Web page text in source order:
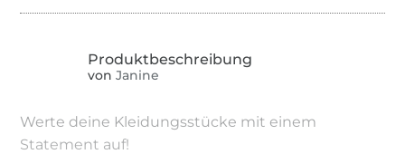
von Janine
Werte deine Kleidungsstücke mit einem
Statement auf!